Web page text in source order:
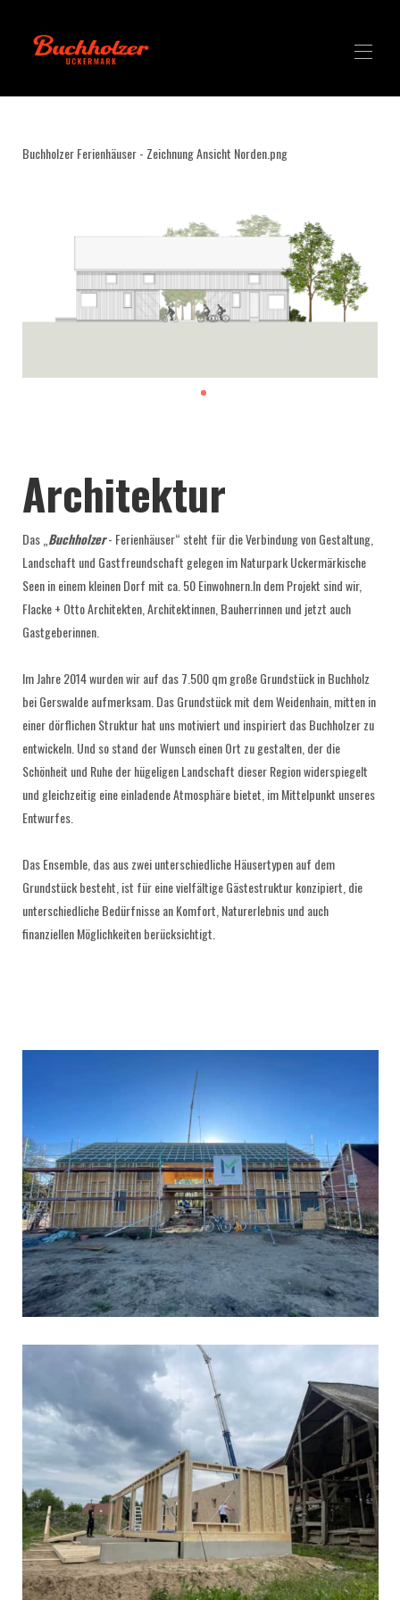
Studios
Buchholzer Ferienhäuser - Zeichnung Ansicht Norden.png
Architektur
Das „ Buchholzer- Ferienhäuser“ steht für die Verbindung von Gestaltung,
Landschaft und Gastfreundschaft gelegen im Naturpark Uckermärkische
Seen in einem kleinen Dorf mit ca. 50 Einwohnern.In dem Projekt sind wir,
Flacke + Otto Architekten, Architektinnen, Bauherrinnen und jetzt auch
Gastgeberinnen.
Im Jahre 2014 wurden wir auf das 7.500 qm große Grundstück in Buchholz
bei Gerswalde aufmerksam. Das Grundstück mit dem Weidenhain, mitten in
einer dörflichen Struktur hat uns motiviert und inspiriert das Buchholzer zu
entwickeln. Und so stand der Wunsch einen Ort zu gestalten, der die
Schönheit und Ruhe der hügeligen Landschaft dieser Region widerspiegelt
und gleichzeitig eine einladende Atmosphäre bietet, im Mittelpunkt unseres
Entwurfes.
Das Ensemble, das aus zwei unterschiedliche Häusertypen auf dem
Grundstück besteht, ist für eine vielfältige Gästestruktur konzipiert, die
unterschiedliche Bedürfnisse an Komfort, Naturerlebnis und auch
finanziellen Möglichkeiten berücksichtigt.